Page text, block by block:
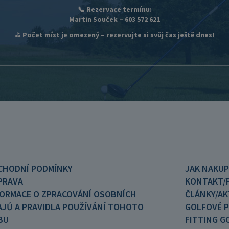
📞 Rezervace termínu:
Martin Souček – 603 572 621
⛳ Počet míst je omezený – rezervujte si svůj čas ještě dnes!
PODMÍNKY
O ZPRACOVÁNÍ OSOBNÍCH
A PRAVIDLA POUŽÍVÁNÍ TOHOTO
JAK
KONTAKT/
ČLÁNKY/
GOLFOVÉ
FITTING